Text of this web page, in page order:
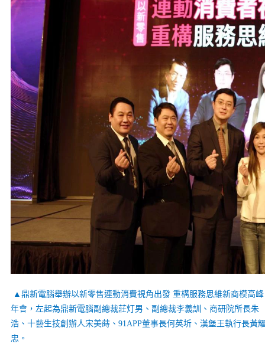
▲鼎新電腦舉辦以新零售連動消費視角出發 重構服務思維新商模高峰
年會，左起為鼎新電腦副總裁莊灯男、副總裁李義訓、商研院所長朱
浩、十藝生技創辦人宋美蒔、91APP董事長何英圻、漢堡王執行長黃
忠。